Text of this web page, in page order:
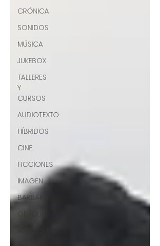
CRÓNICA
SONIDOS
MÚSICA
JUKEBOX
TALLERES
Y
CURSOS
AUDIOTEXTO
HÍBRIDOS
CINE
FICCIONES
IMAGEN
BARBARIE